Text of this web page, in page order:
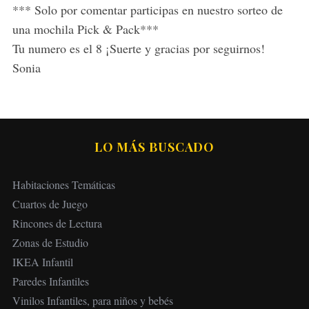
*** Solo por comentar participas en nuestro sorteo de
una mochila Pick & Pack***
Tu numero es el 8 ¡Suerte y gracias por seguirnos!
Sonia
LO MÁS BUSCADO
Habitaciones Temáticas
Cuartos de Juego
Rincones de Lectura
Zonas de Estudio
IKEA Infantil
Paredes Infantiles
Vinilos Infantiles, para niños y bebés